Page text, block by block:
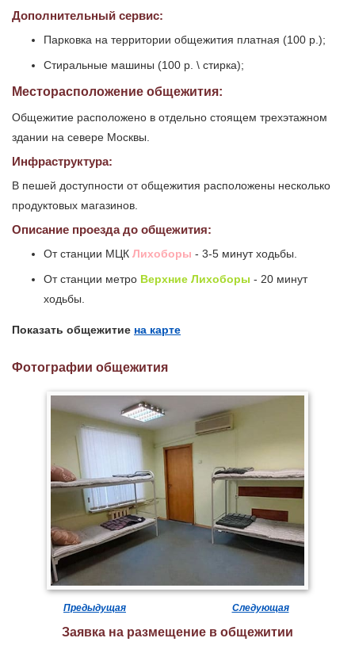
Дополнительный сервис:
Парковка на территории общежития платная (100 р.);
Стиральные машины (100 р. \ стирка);
Месторасположение общежития:
Общежитие расположено в отдельно стоящем трехэтажном
здании на севере Москвы.
Инфраструктура:
В пешей доступности от общежития расположены несколько
продуктовых магазинов.
Описание проезда до общежития:
От станции МЦК Лихоборы - 3-5 минут ходьбы.
От станции метро Верхние Лихоборы - 20 минут
ходьбы.
Показать общежитие на карте
Фотографии общежития
Предыдущая Следующая
Заявка на размещение в общежитии